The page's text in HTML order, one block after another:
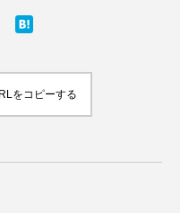
をコピーする